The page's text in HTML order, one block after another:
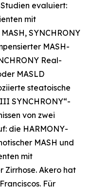
evaluiert:
mit
SYNCHRONY
MASH-
Real-
MASLD
steatoische
SYNCHRONY“-
von zwei
die HARMONY-
MASH und
mit
Zirrhose. Akero hat
Für